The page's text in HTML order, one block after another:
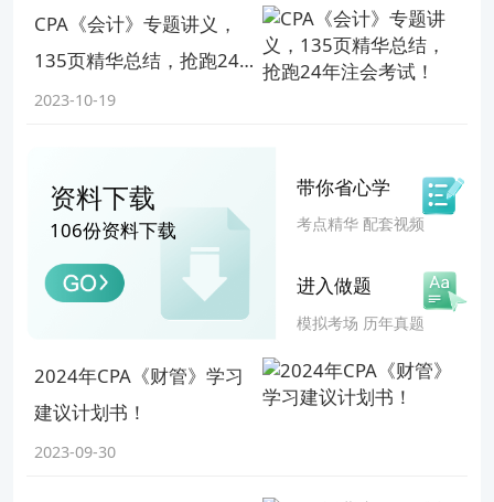
篇幅所限，不再更多展示，这份资料特别适合准备考
CPA考试的同学，强烈建议领取！
CPA《会计》专题讲义，
135页精华总结，抢跑24
年注会考试！
2023-10-19
资料下载
106份资料下载 考点精华 配套视频
带你省心学
模拟考场 历年真题
进入做题
2024年CPA《财管》学习
建议计划书！
2023-09-30